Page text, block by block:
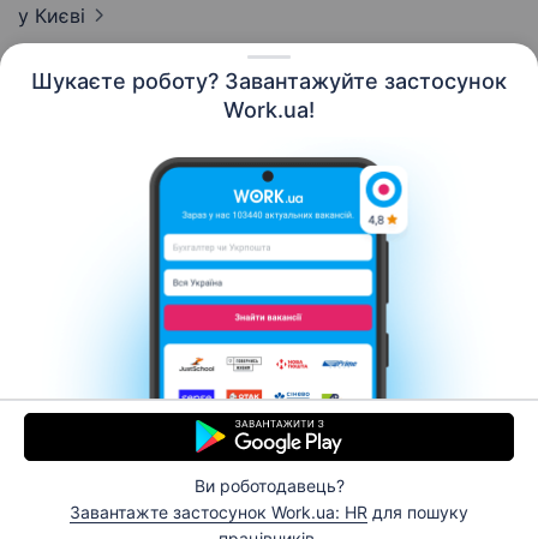
Шукаєте роботу? Завантажуйте застосунок
Work.ua!
Ви роботодавець?
Завантажте застосунок Work.ua: HR для пошуку
у Києві
Контакти Про нас
Кар’єра
Допомога Умови використання
© 2006–2026 Work.ua. Сервіс пошуку роботи №1 в